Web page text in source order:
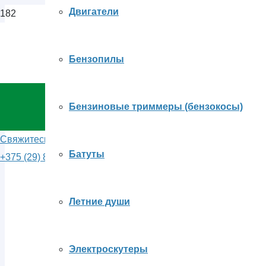
+375 (29)
Двигатели
Бензопилы
Бензиновые триммеры (бензокосы)
Батуты
Летние души
Электроскутеры
Свяжитесь с нами
+375 (29) 80-28-465Написать в VIBER